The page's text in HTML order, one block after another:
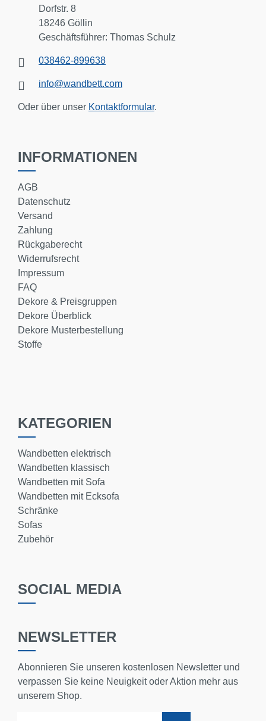
Dorfstr. 8
18246 Göllin
Geschäftsführer: Thomas Schulz
038462-899638
info@wandbett.com
Oder über unser Kontaktformular.
INFORMATIONEN
AGB
Datenschutz
Versand
Zahlung
Rückgaberecht
Widerrufsrecht
Impressum
FAQ
Dekore & Preisgruppen
Dekore Überblick
Dekore Musterbestellung
Stoffe
KATEGORIEN
Wandbetten elektrisch
Wandbetten klassisch
Wandbetten mit Sofa
Wandbetten mit Ecksofa
Schränke
Sofas
Zubehör
SOCIAL MEDIA
NEWSLETTER
Abonnieren Sie unseren kostenlosen Newsletter und
verpassen Sie keine Neuigkeit oder Aktion mehr aus
unserem Shop.